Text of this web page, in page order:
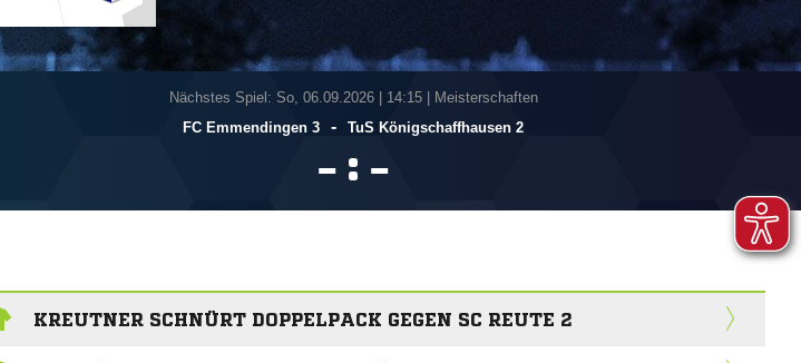
Nächstes Spiel: So, 06.09.2026| 14:15 | Meisterschaften
FC Emmendingen 3
- TuS Königschaffhausen 2
 : 
KREUTNER SCHNÜRT DOPPELPACK GEGEN SC REUTE 2